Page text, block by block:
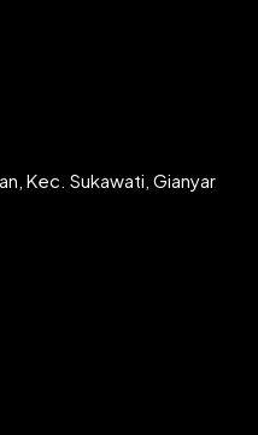
Kec. Sukawati, Gianyar